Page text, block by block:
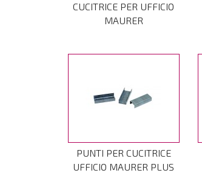
CUCITRICE PER UFFICIO
MAURER
PUNTI PER CUCITRICE
UFFICIO MAURER PLUS